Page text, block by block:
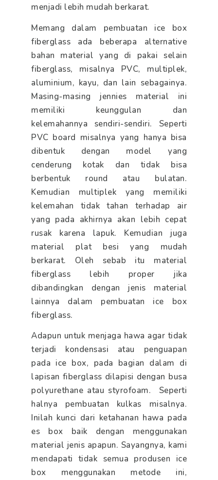
menjadi lebih mudah berkarat.
Memang dalam pembuatan ice box
fiberglass ada beberapa alternative
bahan material yang di pakai selain
fiberglass, misalnya PVC, multiplek,
aluminium, kayu, dan lain sebagainya.
Masing-masing jennies material ini
memiliki keunggulan dan
kelemahannya sendiri-sendiri. Seperti
PVC board misalnya yang hanya bisa
dibentuk dengan model yang
cenderung kotak dan tidak bisa
berbentuk round atau bulatan.
Kemudian multiplek yang memiliki
kelemahan tidak tahan terhadap air
yang pada akhirnya akan lebih cepat
rusak karena lapuk. Kemudian juga
material plat besi yang mudah
berkarat. Oleh sebab itu material
fiberglass lebih proper jika
dibandingkan dengan jenis material
lainnya dalam pembuatan ice box
fiberglass.
Adapun untuk menjaga hawa agar tidak
terjadi kondensasi atau penguapan
pada ice box, pada bagian dalam di
lapisan fiberglass dilapisi dengan busa
polyurethane atau styrofoam. Seperti
halnya pembuatan kulkas misalnya.
Inilah kunci dari ketahanan hawa pada
es box baik dengan menggunakan
material jenis apapun. Sayangnya, kami
mendapati tidak semua produsen ice
box menggunakan metode ini,